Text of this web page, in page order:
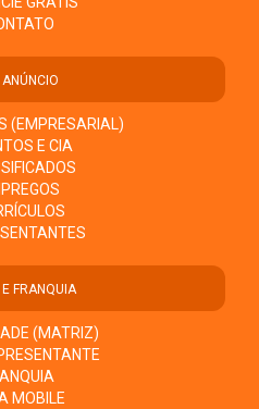
ANÚNCIO
(EMPRESARIAL)
E CIA
FRANQUIA
(MATRIZ)
MOBILE